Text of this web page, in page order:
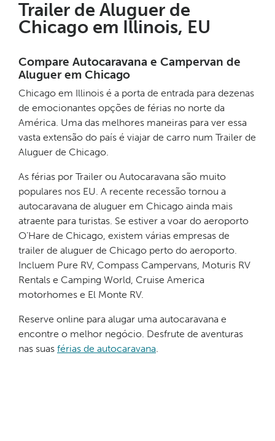
Trailer de Aluguer de
Chicago em Illinois, EU
Compare Autocaravana e Campervan de
Aluguer em Chicago
Chicago em Illinois é a porta de entrada para dezenas
de emocionantes opções de férias no norte da
América. Uma das melhores maneiras para ver essa
vasta extensão do país é viajar de carro num Trailer de
Aluguer de Chicago.
As férias por Trailer ou Autocaravana são muito
populares nos EU. A recente recessão tornou a
autocaravana de aluguer em Chicago ainda mais
atraente para turistas. Se estiver a voar do aeroporto
O’Hare de Chicago, existem várias empresas de
trailer de aluguer de Chicago perto do aeroporto.
Incluem Pure RV, Compass Campervans, Moturis RV
Rentals e Camping World, Cruise America
motorhomes e El Monte RV.
Reserve online para alugar uma autocaravana e
encontre o melhor negócio. Desfrute de aventuras
nas suas férias de autocaravana.